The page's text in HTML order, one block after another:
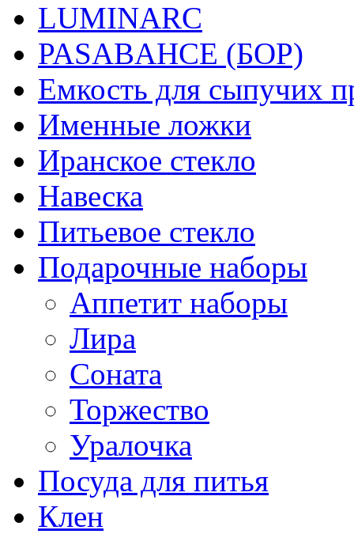
LUMINARC
PASABAHCE (БОР)
Емкость для сыпучих
Именные ложки
Иранское стекло
Навеска
Питьевое стекло
Подарочные наборы
Аппетит наборы
Лира
Соната
Торжество
Уралочка
Посуда для питья
Клен